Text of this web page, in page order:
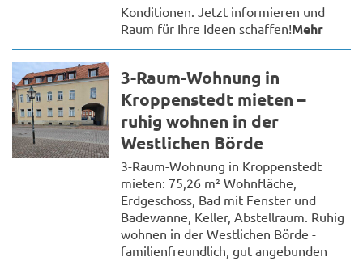
Konditionen. Jetzt informieren und
Raum für Ihre Ideen schaffen!Mehr
3-Raum-Wohnung in
Kroppenstedt mieten –
ruhig wohnen in der
Westlichen Börde
3-Raum-Wohnung in Kroppenstedt
mieten: 75,26 m² Wohnfläche,
Erdgeschoss, Bad mit Fenster und
Badewanne, Keller, Abstellraum. Ruhig
wohnen in der Westlichen Börde -
familienfreundlich, gut angebunden